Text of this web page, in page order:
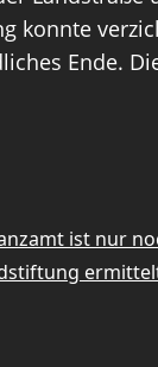
konnte
Ende.
ist nur